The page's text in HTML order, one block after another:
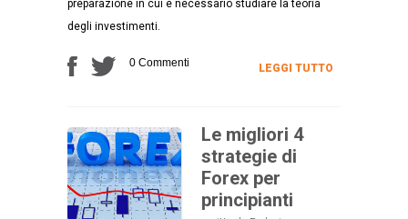
preparazione in cui è necessario studiare la teoria
degli investimenti.
0 Commenti LEGGI TUTTO
Le migliori 4
strategie di
Forex per
principianti